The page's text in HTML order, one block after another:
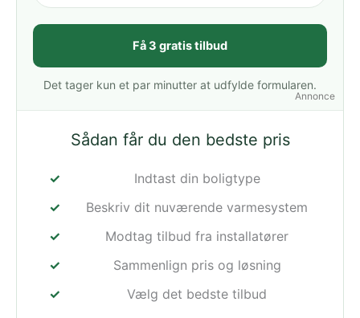
Annonce
Få 3 gratis tilbud
Det tager kun et par minutter at udfylde formularen.
Sådan får du den bedste pris
Indtast din boligtype
Beskriv dit nuværende varmesystem
Modtag tilbud fra installatører
Sammenlign pris og løsning
Vælg det bedste tilbud